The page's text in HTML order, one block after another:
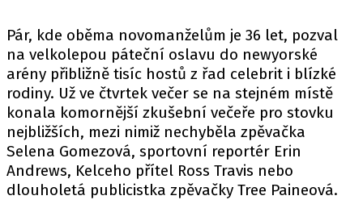
Pár, kde oběma novomanželům je 36 let, pozval
na velkolepou páteční oslavu do newyorské
arény přibližně tisíc hostů z řad celebrit i blízké
rodiny. Už ve čtvrtek večer se na stejném místě
konala komornější zkušební večeře pro stovku
nejbližších, mezi nimiž nechyběla zpěvačka
Selena Gomezová, sportovní reportér Erin
Andrews, Kelceho přítel Ross Travis nebo
dlouholetá publicistka zpěvačky Tree Paineová.